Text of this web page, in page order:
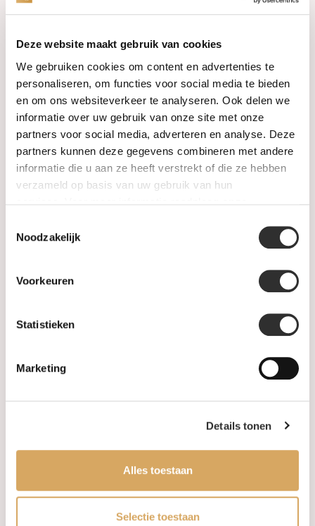
Deze website maakt gebruik van cookies
We gebruiken cookies om content en advertenties te
personaliseren, om functies voor social media te bieden
en om ons websiteverkeer te analyseren. Ook delen we
informatie over uw gebruik van onze site met onze
partners voor social media, adverteren en analyse. Deze
partners kunnen deze gegevens combineren met andere
informatie die u aan ze heeft verstrekt of die ze hebben
verzameld op basis van uw gebruik van hun
Noodzakelijk
Voorkeuren
Statistieken
Marketing
Details tonen
Alles toestaan
Selectie toestaan
Categories
Watches
Jewellery
Wedding rings
PRE-OWNED
Maatwerk
Leveringsvoorwaarden